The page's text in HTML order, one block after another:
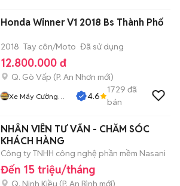
Honda Winner V1 2018 Bs Thành Phố
2018 Tay côn/Moto Đã sử dụng
12.800.000 đ
Q. Gò Vấp (P. An Nhơn mới)
Xe Máy Cường
4.6
1729 đã
bán
NHÂN VIÊN TƯ VẤN - CHĂM SÓC
KHÁCH HÀNG
Công ty TNHH công nghệ phần mềm Nasani
Đến 15 triệu/tháng
Q. Ninh Kiều (P. An Bình mới)